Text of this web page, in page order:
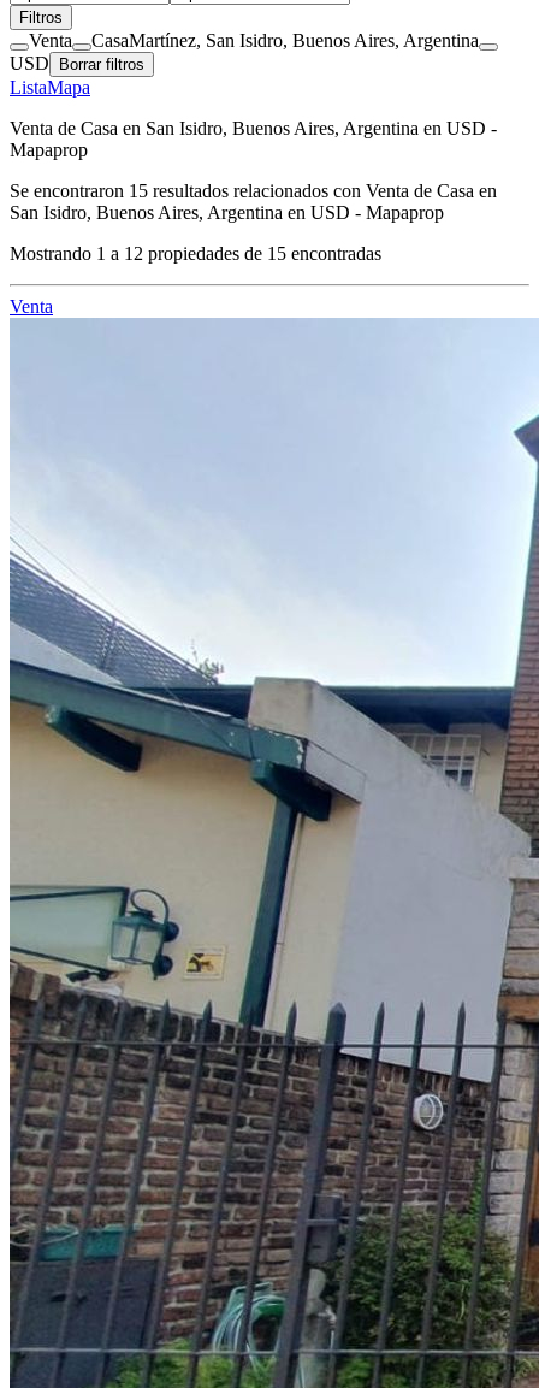
Filtros
Venta CasaMartínez, San Isidro, Buenos Aires, Argentina
USD
Borrar filtros
ListaMapa
Venta de Casa en San Isidro, Buenos Aires, Argentina en USD -
Mapaprop
Se encontraron 15 resultados relacionados con Venta de Casa en
San Isidro, Buenos Aires, Argentina en USD - Mapaprop
Mostrando 1 a 12 propiedades de 15 encontradas
Venta